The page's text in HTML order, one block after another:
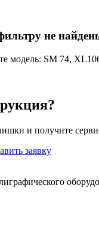
не
модель: SM 74,
и получите
заявку